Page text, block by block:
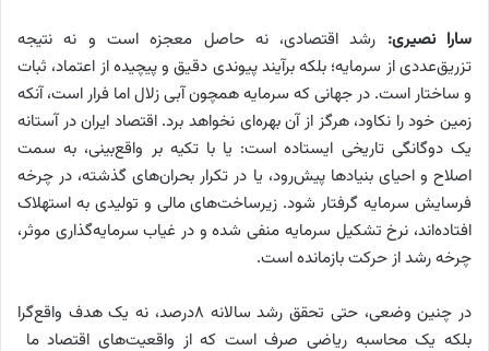
سارا نصیری: رشد اقتصادی، نه حاصل معجزه است و نه نتیجه
تزریق‌عددی از سرمایه؛ بلکه برآیند پیوندی دقیق و پیچیده از اعتماد، ثبات
و ساختار است. در جهانی که سرمایه همچون آبی زلال اما فرار است، آنکه
زمین خود را نکاود، هرگز از آن بهره‌‌‌‌‌ای نخواهد برد. اقتصاد ایران در آستانه
یک دوگانگی تاریخی ایستاده است: یا با تکیه بر واقع‌‌‌‌‌بینی، به سمت
اصلاح و احیای بنیادها پیش‌رود، یا در تکرار بحران‌های گذشته، در چرخه
فرسایش سرمایه گرفتار شود. زیرساخت‌های مالی و تولیدی به استهلاک
افتاده‌‌‌‌‌اند، نرخ تشکیل سرمایه منفی شده و در غیاب سرمایه‌گذاری موثر،
چرخه رشد از حرکت بازمانده است.
در چنین وضعی، حتی تحقق رشد سالانه ۸‌درصد، نه یک هدف واقع‌‌‌‌‌گرا
بلکه یک محاسبه‌‌‌‌ ریاضی صرف است که از واقعیت‌های اقتصاد ما